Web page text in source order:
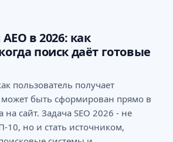
в 2026: как
поиск даёт готовые
пользователь получает
быть сформирован прямо в
на сайт. Задача SEO 2026 - не
10, но и стать источником,